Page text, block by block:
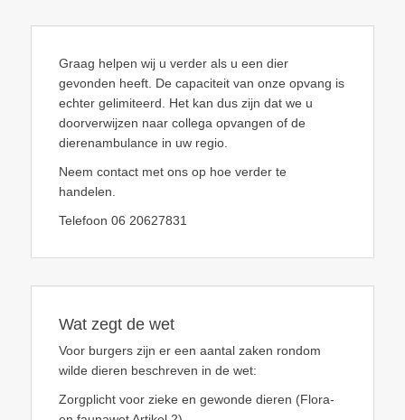
Graag helpen wij u verder als u een dier
gevonden heeft. De capaciteit van onze opvang is
echter gelimiteerd. Het kan dus zijn dat we u
doorverwijzen naar collega opvangen of de
dierenambulance in uw regio.
Neem contact met ons op hoe verder te
handelen.
Telefoon 06 20627831
Wat zegt de wet
Voor burgers zijn er een aantal zaken rondom
wilde dieren beschreven in de wet:
Zorgplicht voor zieke en gewonde dieren (Flora-